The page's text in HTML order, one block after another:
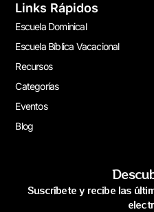
Links Rápidos
Escuela Dominical
Escuela Bíblica Vacacional
Recursos
Categorías
Eventos
Blog
Suscríbete y recibe las